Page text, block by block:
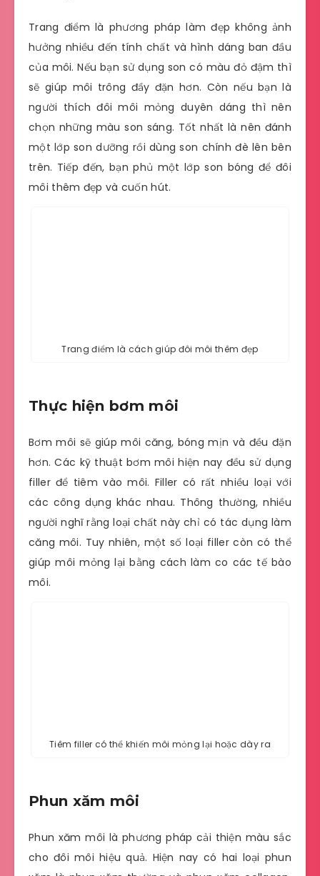
Trang điểm là phương pháp làm đẹp không ảnh
hưởng nhiều đến tính chất và hình dáng ban đầu
của môi. Nếu bạn sử dụng son có màu đỏ đậm thì
sẽ giúp môi trông đầy đặn hơn. Còn nếu bạn là
người thích đôi môi mỏng duyên dáng thì nên
chọn những màu son sáng. Tốt nhất là nên đánh
một lớp son dưỡng rồi dùng son chính đè lên bên
trên. Tiếp đến, bạn phủ một lớp son bóng để đôi
môi thêm đẹp và cuốn hút.
Trang điểm là cách giúp đôi môi thêm đẹp
Thực hiện bơm môi
Bơm môi sẽ giúp môi căng, bóng mịn và đều đặn
hơn. Các kỹ thuật bơm môi hiện nay đều sử dụng
filler để tiêm vào môi. Filler có rất nhiều loại với
các công dụng khác nhau. Thông thường, nhiều
người nghĩ rằng loại chất này chỉ có tác dụng làm
căng môi. Tuy nhiên, một số loại filler còn có thể
giúp môi mỏng lại bằng cách làm co các tế bào
môi.
Tiêm filler có thể khiến môi mỏng lại hoặc dày ra
Phun xăm môi
Phun xăm môi là phương pháp cải thiện màu sắc
cho đôi môi hiệu quả. Hiện nay có hai loại phun